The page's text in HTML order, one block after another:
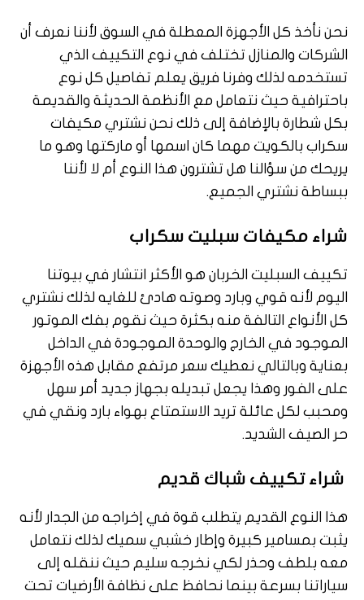
نحن نأخذ كل الأجهزة المعطلة في السوق لأننا نعرف أن
الشركات والمنازل تختلف في نوع التكييف الذي
تستخدمه لذلك وفرنا فريق يعلم تفاصيل كل نوع
باحترافية حيث نتعامل مع الأنظمة الحديثة والقديمة
بكل شطارة بالإضافة إلى ذلك نحن نشتري مكيفات
سكراب بالكويت مهما كان اسمها أو ماركتها وهو ما
يريحك من سؤالنا هل تشترون هذا النوع أم لا لأننا
ببساطة نشتري الجميع.
شراء مكيفات سبليت سكراب
تكييف السبليت الخربان هو الأكثر انتشار في بيوتنا
اليوم لأنه قوي وبارد وصوته هادئ للغايه لذلك نشتري
كل الأنواع التالفة منه بكثرة حيث نقوم بفك الموتور
الموجود في الخارج والوحدة الموجودة في الداخل
بعناية وبالتالي نعطيك سعر مرتفع مقابل هذه الأجهزة
على الفور وهذا يجعل تبديله بجهاز جديد أمر سهل
ومحبب لكل عائلة تريد الاستمتاع بهواء بارد ونقي في
حر الصيف الشديد.
شراء تكييف شباك قديم
هذا النوع القديم يتطلب قوة في إخراجه من الجدار لأنه
يثبت بمسامير كبيرة وإطار خشبي سميك لذلك نتعامل
معه بلطف وحذر لكي نخرجه سليم حيث ننقله إلى
سياراتنا بسرعة بينما نحافظ على نظافة الأرضيات تحت